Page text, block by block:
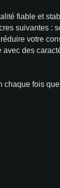
fiable et
suivantes :
votre
des
fois